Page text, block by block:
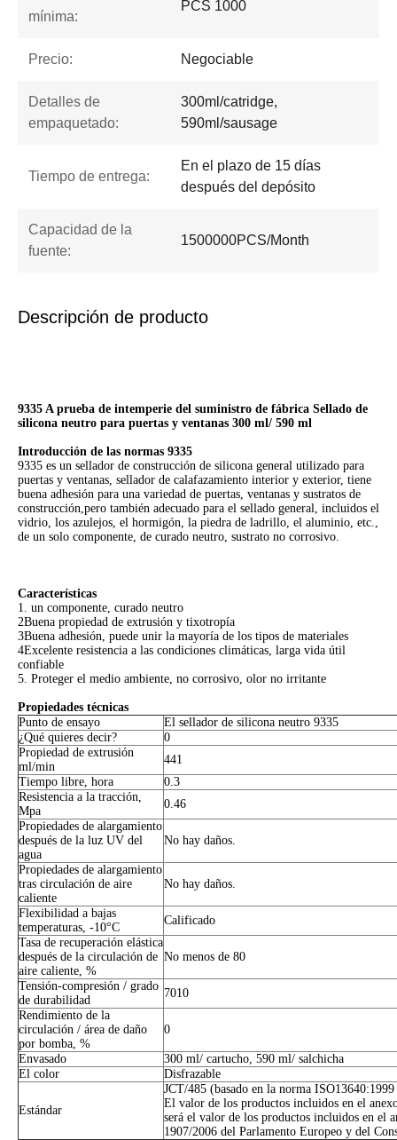
mínima:
PCS 1000
Precio: Negociable
Detalles de
empaquetado:
300ml/catridge,
590ml/sausage
Tiempo de entrega:
En el plazo de 15 días
después del depósito
Capacidad de la
fuente:
1500000PCS/Month
Descripción de producto
9335 A prueba de intemperie del suministro de fábrica Sellado de
silicona neutro para puertas y ventanas 300 ml/ 590 ml
Introducción de las normas 9335
9335 es un sellador de construcción de silicona general utilizado para
puertas y ventanas, sellador de calafazamiento interior y exterior, tiene
buena adhesión para una variedad de puertas, ventanas y sustratos de
construcción,pero también adecuado para el sellado general, incluidos el
vidrio, los azulejos, el hormigón, la piedra de ladrillo, el aluminio, etc.,
de un solo componente, de curado neutro, sustrato no corrosivo.
Características
1. un componente, curado neutro
2Buena propiedad de extrusión y tixotropía
3Buena adhesión, puede unir la mayoría de los tipos de materiales
4Excelente resistencia a las condiciones climáticas, larga vida útil
confiable
5. Proteger el medio ambiente, no corrosivo, olor no irritante
Propiedades técnicas
Punto de ensayo
El sellador de silicona neutro 9335
¿Qué quieres decir?
0
Propiedad de extrusión
ml/min
441
Tiempo libre, hora
0.3
Resistencia a la tracción,
Mpa
0.46
Propiedades de alargamiento
después de la luz UV del
agua
No hay daños.
Propiedades de alargamiento
tras circulación de aire
caliente
No hay daños.
Flexibilidad a bajas
temperaturas, -10°C
Calificado
Tasa de recuperación elástica
después de la circulación de
aire caliente, %
No menos de 80
Tensión-compresión / grado
de durabilidad
7010
Rendimiento de la
circulación / área de daño
por bomba, %
0
Envasado
300 ml/ cartucho, 590 ml/ salchicha
El color
Disfrazable
Estándar
JCT/485 (basado en la norma ISO13640:1999
El valor de los productos incluidos en el
será el valor de los productos incluidos en el
1907/2006 del Parlamento Europeo y del